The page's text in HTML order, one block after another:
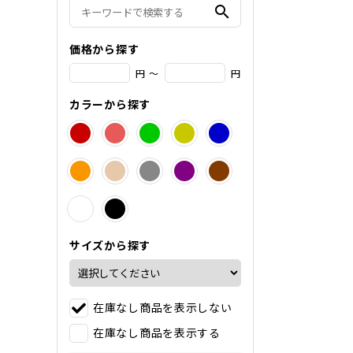
search
価格から探す
円 ～ 円
カラーから探す
サイズから探す
在庫なし商品を表示しない
在庫なし商品を表示する